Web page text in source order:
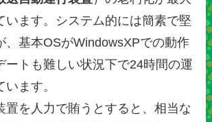
います。システム的には簡素で堅
、基本OSがWindowsXPでの動作
ートも難しい状況下で24時間の運
ます。
置を人力で賄うとすると、相当な